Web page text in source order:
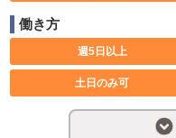
働き方
週5日以上
土日のみ可
長期歓迎